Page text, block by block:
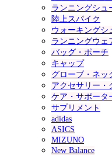
ランニングシュ
陸上スパイク
ウォーキングシ
ランニングウェ
バッグ・ポーチ
キャップ
グローブ・ネッ
アクセサリー・
ケア・サポータ
サプリメント
adidas
ASICS
MIZUNO
New Balance